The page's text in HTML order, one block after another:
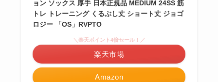
ョン ソックス 厚手 日本正規品 MEDIUM 24SS 筋
トレ トレーニング くるぶし丈 ショート丈 ジョゴ
ロジー 「OS」RVPTO
Amazon
＼楽天ポイント4倍セール！／
楽天市場